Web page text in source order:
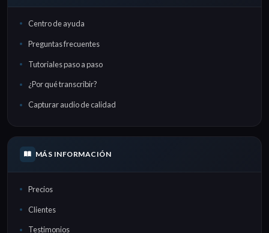
Centro de ayuda
Preguntas frecuentes
Tutoriales paso a paso
¿Por qué transcribir?
Capturar audio de calidad
MÁS INFORMACIÓN
Precios
Clientes
Testimonios